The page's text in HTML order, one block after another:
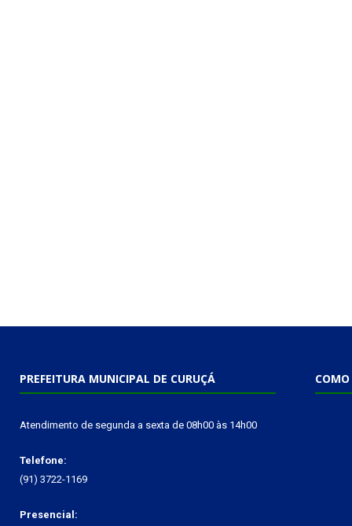
PREFEITURA MUNICIPAL DE CURUÇÁ
Atendimento de segunda a sexta de 08h00 às 14h00
Telefone:
(91) 3722-1169
Presencial:
COMO